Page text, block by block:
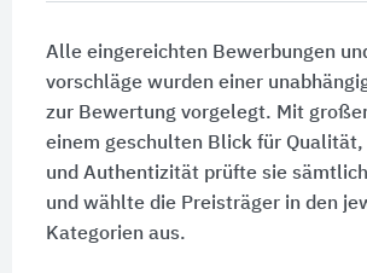
Alle eingereichten Bewerbungen
vorschläge wurden einer
zur Bewertung vorgelegt. Mit
einem geschulten Blick für
und Authentizität prüfte sie
und wählte die Preis­träger in den
Kategorien aus.